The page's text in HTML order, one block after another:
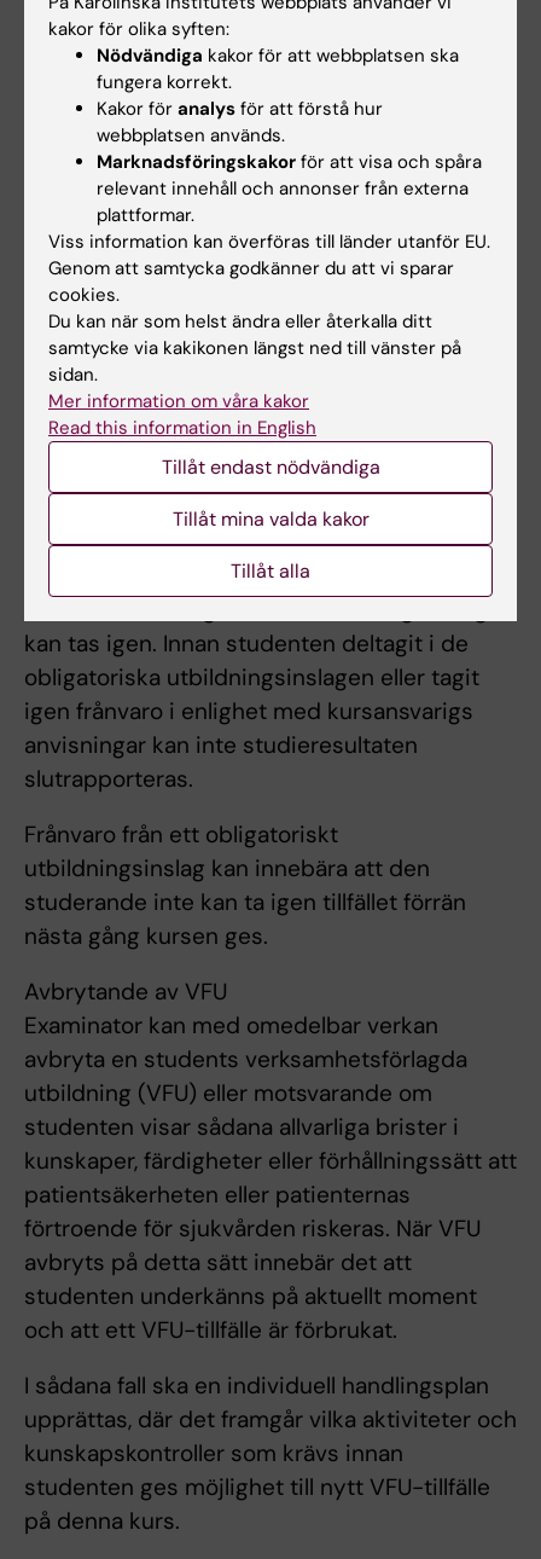
reflektion samt att söka och värdera relevanta
vetenskapliga artiklar som led i
evidensbaserad medicin.
Undervisning sker på engelska. Undervisning
på kväll/nattetid kan förekomma.
Examination
Obligatorier:
loggboken av handledaren varje vecka.
Examination:
Skriftlig examination i form av en
skriftlig fallrapport med litteratursökning varje
vecka. De fyra rapporterna ska vara slutgiltigt
redovisade och godkända senast 2 dagar
innan rotationens slut.
Kursansvarig bedömer om och i så fall hur
kan tas igen. Innan studenten deltagit i de
obligatoriska utbildningsinslagen eller tagit
igen frånvaro i enlighet med kursansvarigs
anvisningar kan inte studieresultaten
slutrapporteras.
Frånvaro från ett obligatoriskt
utbildningsinslag kan innebära att den
studerande inte kan ta igen tillfället förrän
nästa gång kursen ges.
Avbrytande av VFU
Examinator kan med omedelbar verkan
avbryta en students verksamhetsförlagda
utbildning (VFU) eller motsvarande om
studenten visar sådana allvarliga brister i
kunskaper, färdigheter eller förhållningssätt att
patientsäkerheten eller patienternas
förtroende för sjukvården riskeras. När VFU
avbryts på detta sätt innebär det att
studenten underkänns på aktuellt moment
och att ett VFU-tillfälle är förbrukat.
I sådana fall ska en individuell handlingsplan
upprättas, där det framgår vilka aktiviteter och
kunskapskontroller som krävs innan
studenten ges möjlighet till nytt VFU-tillfälle
på denna kurs.
kakor för olika syften:
Nödvändiga kakor för att webbplatsen ska
fungera korrekt.
Kakor för analys för att förstå hur
webbplatsen används.
Marknadsföringskakor för att visa och spåra
relevant innehåll och annonser från externa
plattformar.
Viss information kan överföras till länder utanför EU.
Genom att samtycka godkänner du att vi sparar
cookies.
Du kan när som helst ändra eller återkalla ditt
samtycke via kakikonen längst ned till vänster på
sidan.
Mer information om våra kakor
Read this information in English
Tillåt endast nödvändiga
Tillåt mina valda kakor
Tillåt alla